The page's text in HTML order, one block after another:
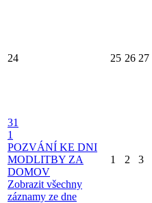
24 25 26 27
31
1
POZVÁNÍ KE DNI
MODLITBY ZA
DOMOV
Zobrazit všechny
záznamy ze dne
1 2 3